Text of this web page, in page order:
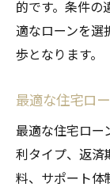
的です。条件の
適なローンを選
歩となります。
最適な住宅ロ
最適な住宅ロー
利タイプ、返済
料、サポート体